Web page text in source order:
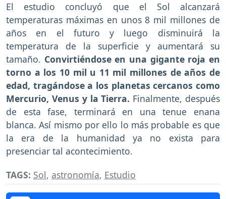
El estudio concluyó que el Sol alcanzará
temperaturas máximas en unos 8 mil millones de
años en el futuro y luego disminuirá la
temperatura de la superficie y aumentará su
tamaño. Convirtiéndose en una gigante roja en
torno a los 10 mil u 11 mil millones de años de
edad, tragándose a los planetas cercanos como
Mercurio, Venus y la Tierra. Finalmente, después
de esta fase, terminará en una tenue enana
blanca. Así mismo por ello lo más probable es que
la era de la humanidad ya no exista para
presenciar tal acontecimiento.
TAGS: Sol, astronomía, Estudio